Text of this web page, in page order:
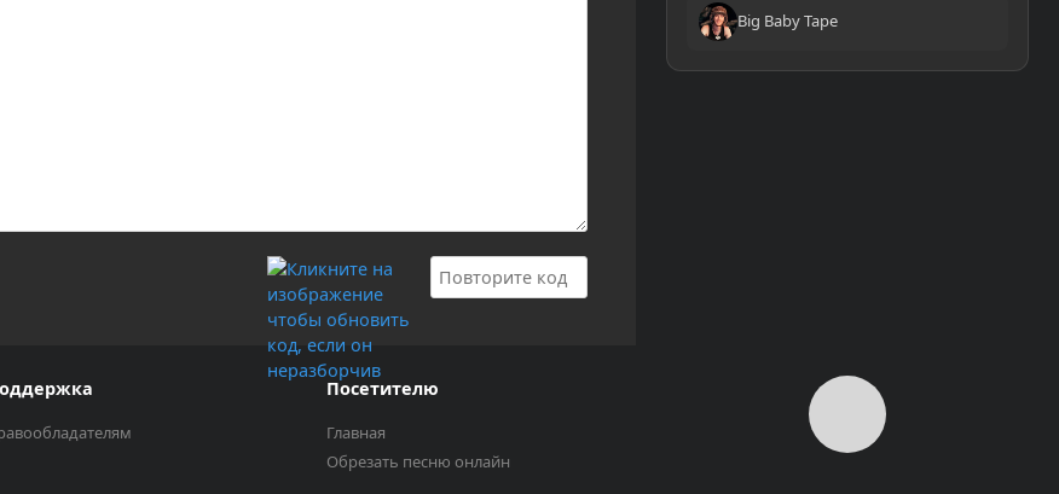
Big Baby Tape
Посетителю
Главная
Обрезать песню онлайн